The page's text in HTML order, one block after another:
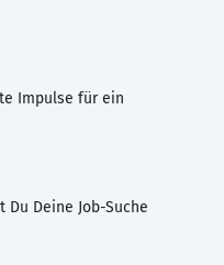
Impulse für ein
Deine Job-Suche